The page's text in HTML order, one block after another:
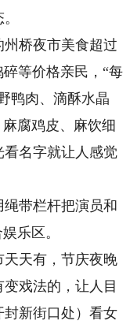
桥夜市美食超过
等价格亲民，“每
鸭肉、滴酥水晶
腐鸡皮、麻饮细
名字就让人感觉
带栏杆把演员和
乐区。
天有，节庆夜晚
戏法的，让人目
封新街口处）看女